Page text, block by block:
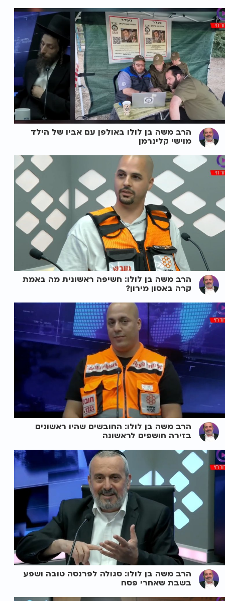
הרב משה בן לולו באולפן עם אביו של הילד
מוישי קלינרמן
הרב משה בן לולו: חשיפה ראשונית מה באמת
קרה באסון מירון?
הרב משה בן לולו: החובשים שהיו ראשונים
בזירה חושפים לראשונה
הרב משה בן לולו: סגולה לפרנסה טובה ושפע
בשבת שאחרי פסח